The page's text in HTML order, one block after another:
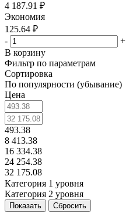
4 187.91 ₽
Экономия
125.64 ₽
-
+
В корзину
Фильтр по параметрам
Сортировка
По популярности (убывание)
Цена
493.38
8 413.38
16 334.38
24 254.38
32 175.08
Категория 1 уровня
Категория 2 уровня
Сбросить